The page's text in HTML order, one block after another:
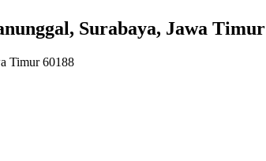
Surabaya, Jawa Timur
Timur 60188